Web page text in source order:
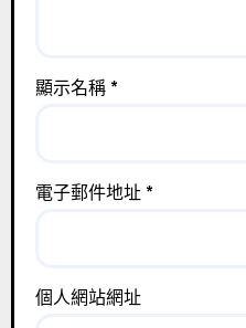
顯示名稱 *
電子郵件地址 *
個人網站網址